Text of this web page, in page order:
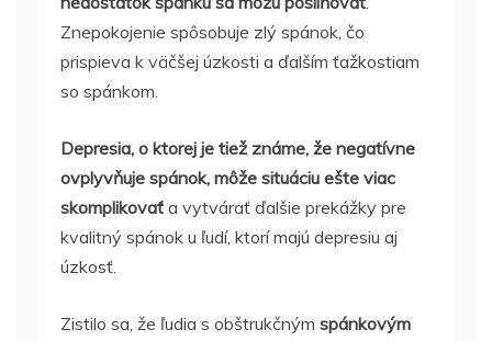
Znepokojenie spôsobuje zlý spánok, čo
prispieva k väčšej úzkosti a ďalším ťažkostiam
so spánkom.
Depresia, o ktorej je tiež známe, že negatívne
ovplyvňuje spánok, môže situáciu ešte viac
skomplikovať a vytvárať ďalšie prekážky pre
kvalitný spánok u ľudí, ktorí majú depresiu aj
úzkosť.
Zistilo sa, že ľudia s obštrukčným spánkovým